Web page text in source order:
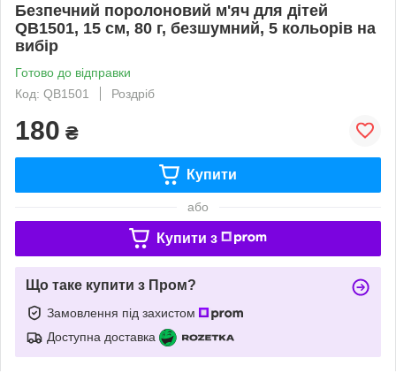
Безпечний поролоновий м'яч для дітей
QB1501, 15 см, 80 г, безшумний, 5 кольорів на
вибір
Готово до відправки
Код: QB1501
Роздріб
180 ₴
Купити
або
Купити з
Що таке купити з Пром?
Замовлення під захистом
Доступна доставка